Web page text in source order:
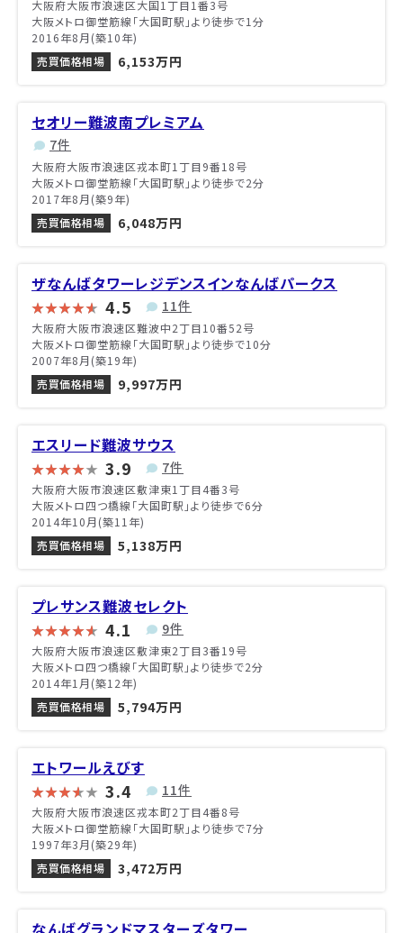
大阪府大阪市浪速区大国1丁目1番3号
大阪メトロ御堂筋線「大国町駅」より徒歩で1分
2016年8月(築10年)
売買価格相場
6,153万円
セオリー難波南プレミアム
7件
大阪府大阪市浪速区戎本町1丁目9番18号
大阪メトロ御堂筋線「大国町駅」より徒歩で2分
2017年8月(築9年)
売買価格相場
6,048万円
ザなんばタワーレジデンスインなんばパークス
4.5 11件
大阪府大阪市浪速区難波中2丁目10番52号
大阪メトロ御堂筋線「大国町駅」より徒歩で10分
2007年8月(築19年)
売買価格相場
9,997万円
エスリード難波サウス
3.9 7件
大阪府大阪市浪速区敷津東1丁目4番3号
大阪メトロ四つ橋線「大国町駅」より徒歩で6分
2014年10月(築11年)
売買価格相場
5,138万円
プレサンス難波セレクト
4.1 9件
大阪府大阪市浪速区敷津東2丁目3番19号
大阪メトロ四つ橋線「大国町駅」より徒歩で2分
2014年1月(築12年)
売買価格相場
5,794万円
エトワールえびす
3.4 11件
大阪府大阪市浪速区戎本町2丁目4番8号
大阪メトロ御堂筋線「大国町駅」より徒歩で7分
1997年3月(築29年)
売買価格相場
3,472万円
なんばグランドマスターズタワー